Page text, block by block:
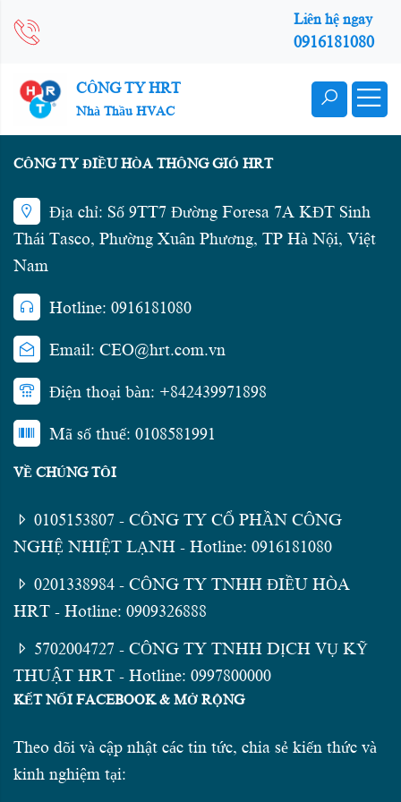
Liên hệ ngay
0916181080
CÔNG TY HRT
Nhà Thầu HVAC
CÔNG TY ĐIỀU HÒA THÔNG GIÓ HRT
Địa chỉ: Số 9TT7 Đường Foresa 7A KĐT Sinh
Thái Tasco, Phường Xuân Phương, TP Hà Nội, Việt
Nam
Hotline: 0916181080
Email: CEO@hrt.com.vn
Điện thoại bàn: +842439971898
Mã số thuế: 0108581991
VỀ CHÚNG TÔI
0105153807 - CÔNG TY CỔ PHẦN CÔNG
NGHỆ NHIỆT LẠNH - Hotline: 0916181080
0201338984 - CÔNG TY TNHH ĐIỀU HÒA
HRT - Hotline: 0909326888
5702004727 - CÔNG TY TNHH DỊCH VỤ KỸ
THUẬT HRT - Hotline: 0997800000
KẾT NỐI FACEBOOK & MỞ RỘNG
Theo dõi và cập nhật các tin tức, chia sẻ kiến thức và
kinh nghiệm tại: